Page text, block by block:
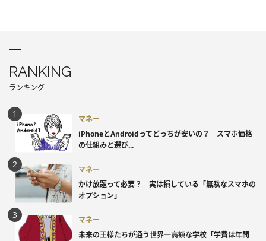
RANKING
ランキング
マネー
iPhoneとAndroidってどっちが安いの？ スマホ価格
の仕組みと選び...
マネー
かけ放題って必要？ 実は損している「無駄なスマホの
オプション」
マネー
未来の王様たちが通う世界一高額な学校「学費は年間